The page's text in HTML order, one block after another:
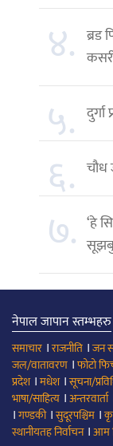
४. ब्रड
५.
६. चौध
७. ‘हे
नेपाल जापान स्तम्भहरु
समाचार ।राजनीति ।जन
जल/वातावरण ।फोटो
प्रदेश।मधेश।सूचना/
भाषा/साहित्य ।अन्तरवार्ता
।गण्डकी।सुदूरपश्चिम ।
स्थानीयतह निर्वाचन।आम